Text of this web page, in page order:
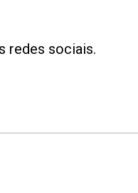
redes sociais.